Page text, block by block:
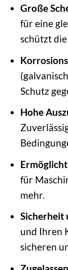
Große
für eine
schützt
Schutz
Hohe
für
mehr.
Sicherheit
und Ihren
sicheren